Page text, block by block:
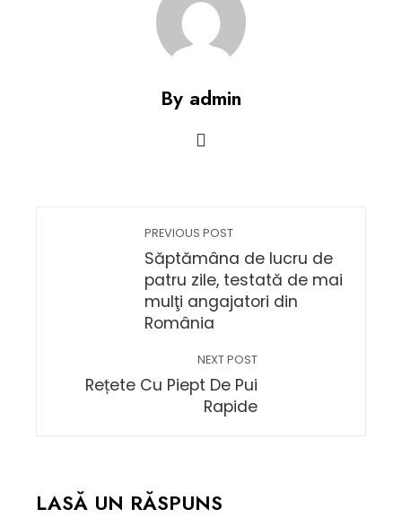
By admin
PREVIOUS POST
Săptămâna de lucru de
patru zile, testată de mai
mulţi angajatori din
România
NEXT POST
Rețete Cu Piept De Pui
Rapide
LASĂ UN RĂSPUNS